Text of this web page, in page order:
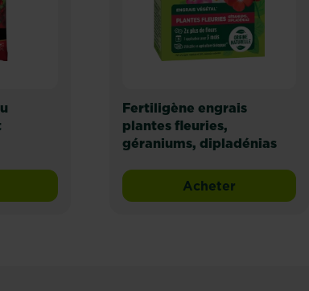
terreau plantes fleuries et géraniums
Fertiligène engrais
plantes fleuries,
géraniums, dipladénias
AcheterFertiligène